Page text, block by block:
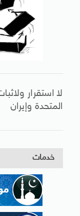
لا استقرار
المتحدة وإيران
خدمات